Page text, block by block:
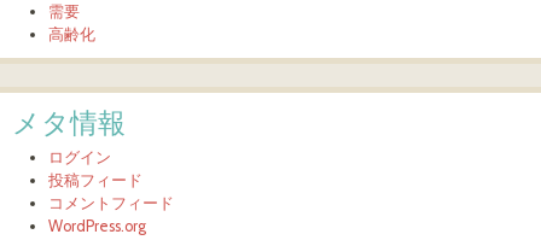
需要
高齢化
メタ情報
ログイン
投稿フィード
コメントフィード
WordPress.org